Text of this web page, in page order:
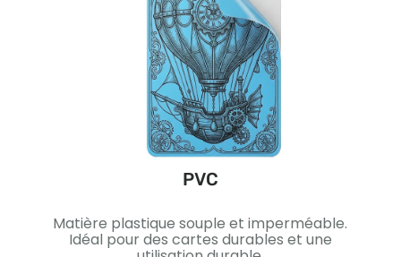
PVC
Matière plastique souple et imperméable.
Idéal pour des cartes durables et une